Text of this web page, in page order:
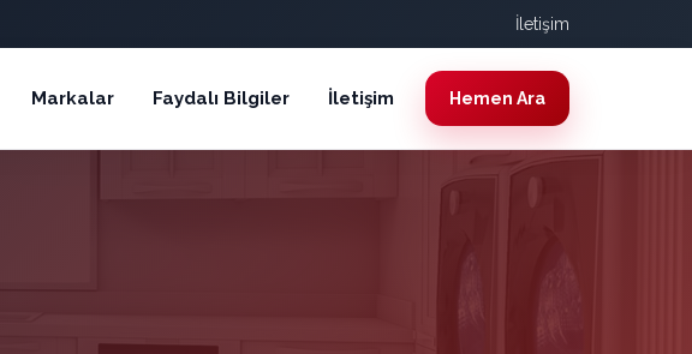
İletişim
Markalar Faydalı Bilgiler İletişim Hemen Ara